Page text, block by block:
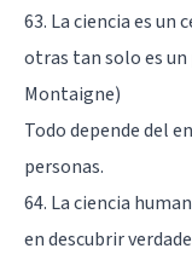
63. La ciencia es un
otras tan solo es
Montaigne)
Todo depende del
personas.
64. La ciencia
en descubrir